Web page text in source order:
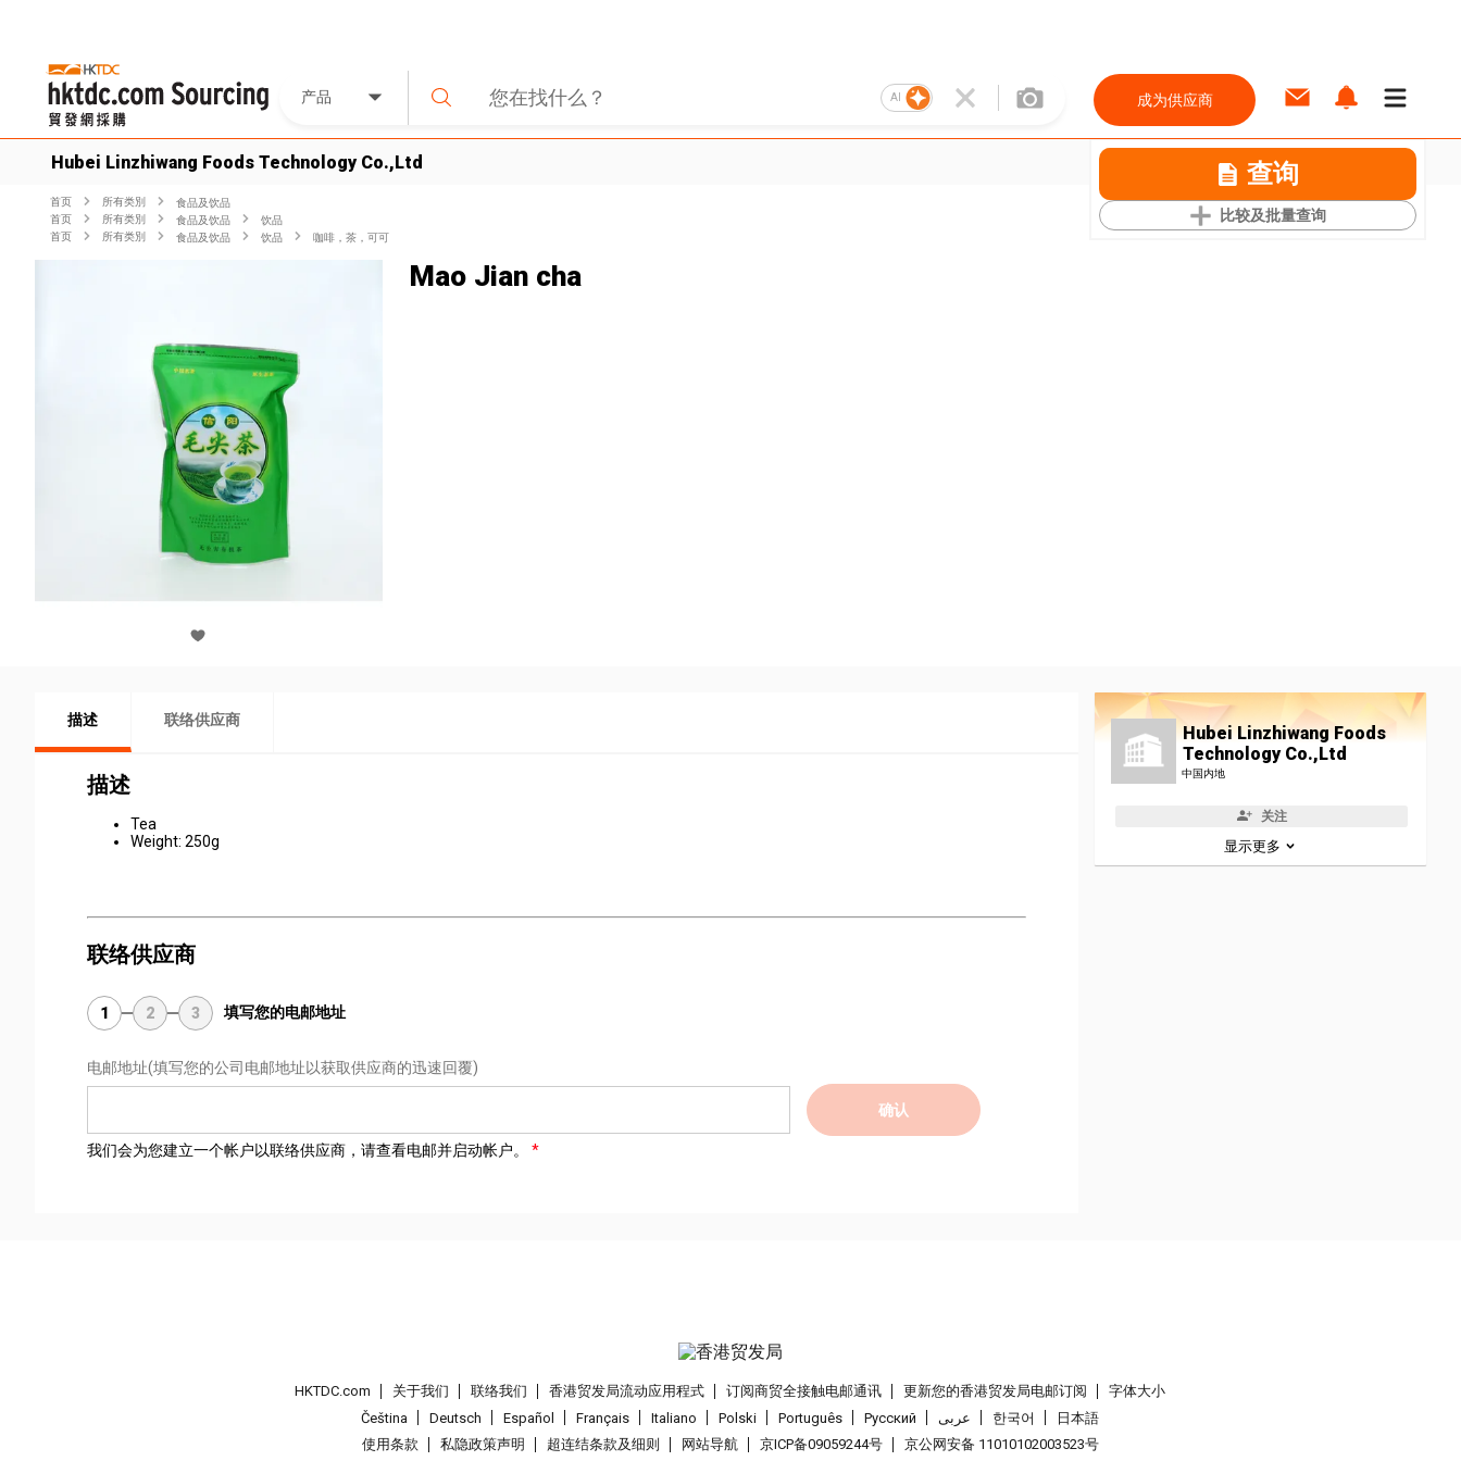
产品 AI 成为供应商
Hubei Linzhiwang Foods Technology Co.,Ltd 查询
比较及批量查询
首页 所有类別
食品及饮品
首页
所有类別 食品及饮品
饮品
首页
所有类別 食品及饮品 饮品 咖啡，茶，可可
Mao Jian cha
描述 联络供应商
描述
Tea
Weight: 250g
联络供应商
1 2 3 填写您的电邮地址
电邮地址(填写您的公司电邮地址以获取供应商的迅速回覆)
确认
我们会为您建立一个帐户以联络供应商，请查看电邮并启动帐户。
Hubei Linzhiwang Foods
Technology Co.,Ltd
中国内地
关注
显示更多
HKTDC.com 关于我们 联络我们 香港贸发局流动应用程式 订阅商贸全接触电邮通讯 更新您的香港贸发局电邮订阅
字体大小
Čeština
Deutsch Español Français Italiano Polski Português Pусский عربى 한국어
日本語
使用条款
私隐政策声明 超连结条款及细则 网站导航 京ICP备09059244号 京公网安备 11010102003523号